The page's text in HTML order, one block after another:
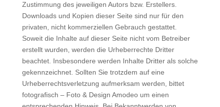
Zustimmung des jeweiligen Autors bzw. Erstellers.
Downloads und Kopien dieser Seite sind nur für den
privaten, nicht kommerziellen Gebrauch gestattet.
Soweit die Inhalte auf dieser Seite nicht vom Betreiber
erstellt wurden, werden die Urheberrechte Dritter
beachtet. Insbesondere werden Inhalte Dritter als solche
gekennzeichnet. Sollten Sie trotzdem auf eine
Urheberrechtsverletzung aufmerksam werden, bittet
fotografisch – Foto & Design Amodeo um einen